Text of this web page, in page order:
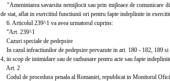
"Amenintarea savarsita nemijlocit sau prin mijloace de comunicare
de stat, aflat in exercitiul functiunii ori pentru fapte indeplinite in
6. Articolul 239^1 va avea urmatorul cuprins:
"Art. 239^1
Cazuri speciale de pedepsire
In cazul infractiunilor de pedepsire prevazute in art. 180 - 182, 189
4, in scop de intimidare sau de razbunare pentru acte sau fapte
Art. 2
Codul de procedura penala al Romaniei, republicat in Monitorul